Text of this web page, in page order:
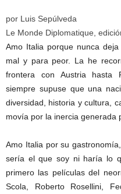
por Luis Sepúlveda
Le Monde Diplomatique,
Amo Italia porque nunca
mal y para peor. La he
frontera con Austria hasta
siempre supuse que una
diversidad, historia y cultura,
movía por la inercia generada
Amo Italia por su
sería el que soy ni haría lo
primero las películas del
Scola, Roberto Rosellini,